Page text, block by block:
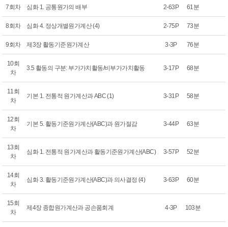
7회차 심화 1. 공통원가의 배부 2-63P 61분
8회차 심화 4. 정상개별원가계산 (4) 2-75P 73분
9회차 제3장 활동기준원가계산 3-3P 76분
10회
차
3.5 활동의 구분: 부가가치활동/비부가가치활동 3-17P 68분
11회
차
기본 1. 전통적 원가계산과 ABC (1) 3-31P 58분
12회
차
기본 5. 활동기준원가계산(ABC)과 원가절감 3-44P 63분
13회
차
심화 1. 전통적 원가계산과 활동기준원가계산(ABC) 3-57P 52분
14회
차
심화 3. 활동기준원가계산(ABC)과 의사결정 (4) 3-63P 60분
15회
차
제4장 종합원가계산과 공손품회계 4-3P 103분